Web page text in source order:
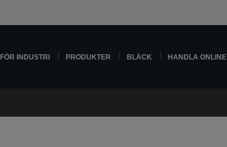
FÖR INDUSTRI PRODUKTER BLÄCK HANDLA ONLINE